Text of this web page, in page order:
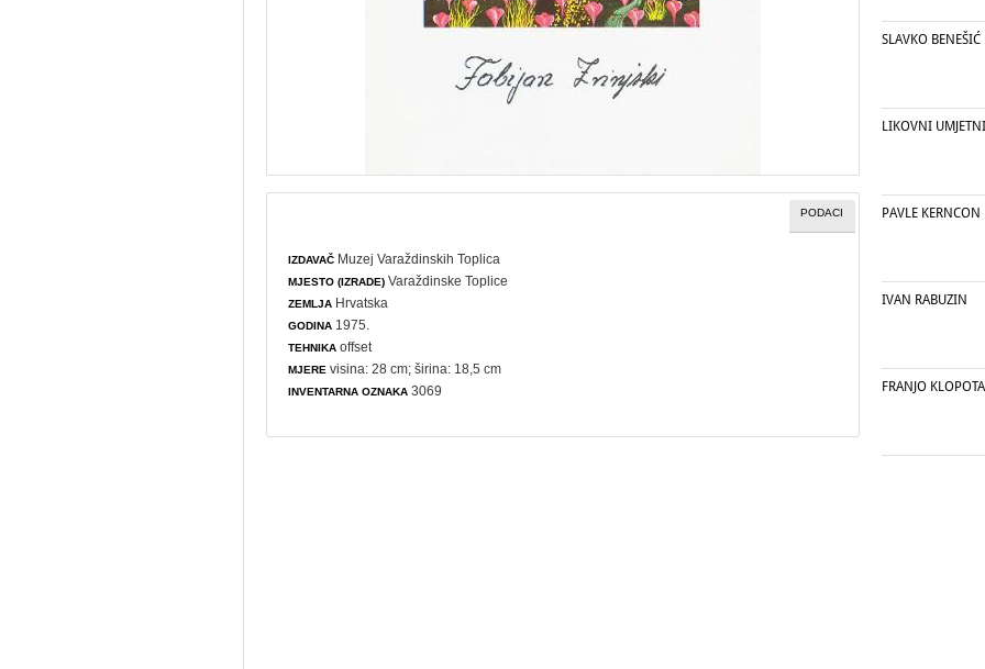
PODACI
IZDAVAČ Muzej Varaždinskih Toplica
MJESTO (IZRADE) Varaždinske Toplice
ZEMLJA Hrvatska
GODINA 1975.
TEHNIKA offset
MJERE visina: 28 cm; širina: 18,5 cm
INVENTARNA OZNAKA 3069
SLAVKO BENEŠIĆ
LIKOVNI
PAVLE KERNCON
IVAN RABUZIN
FRANJO